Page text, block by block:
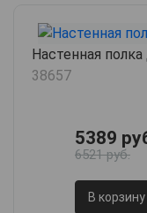
Настенная
38657
5389
6521 руб.
В корзину